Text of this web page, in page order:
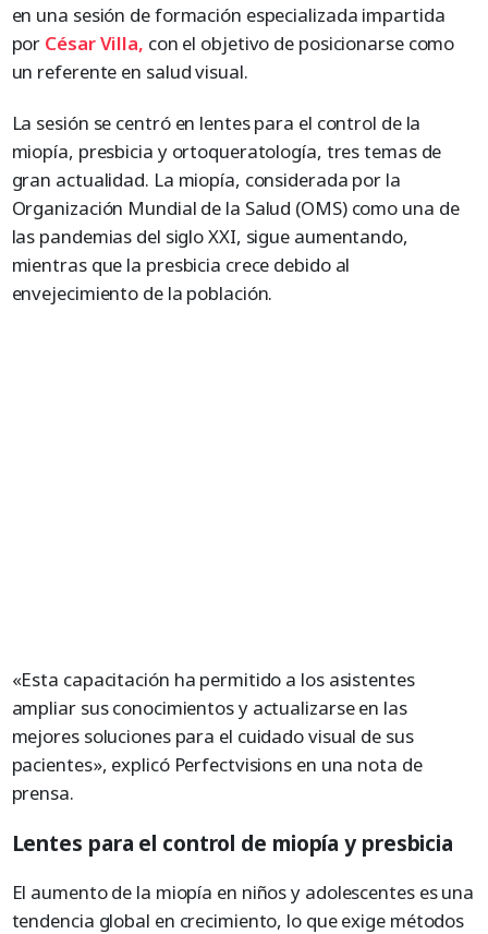
en una sesión de formación especializada impartida
por César Villa, con el objetivo de posicionarse como
un referente en salud visual.
La sesión se centró en lentes para el control de la
miopía, presbicia y ortoqueratología, tres temas de
gran actualidad. La miopía, considerada por la
Organización Mundial de la Salud (OMS) como una de
las pandemias del siglo XXI, sigue aumentando,
mientras que la presbicia crece debido al
envejecimiento de la población.
«Esta capacitación ha permitido a los asistentes
ampliar sus conocimientos y actualizarse en las
mejores soluciones para el cuidado visual de sus
pacientes», explicó Perfectvisions en una nota de
prensa.
Lentes para el control de miopía y presbicia
El aumento de la miopía en niños y adolescentes es una
tendencia global en crecimiento, lo que exige métodos